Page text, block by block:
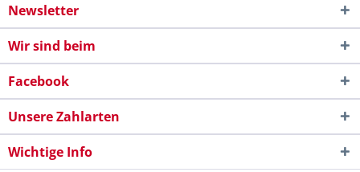
Newsletter
Wir sind beim
Facebook
Unsere Zahlarten
Wichtige Info